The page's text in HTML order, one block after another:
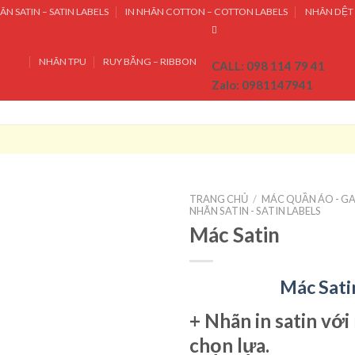
SATIN – SATIN LABELS IN NHÃN COTTON – COTTON LABELS NHÃN DỆT
NHÃN TPU RUY BĂNG – RIBBON
CALL: 098 114 79 41
Zalo: 0981147941
TRANG CHỦ / MÁC QUẦN ÁO -
NHÃN SATIN - SATIN LABELS
Mác Satin
Mác
+ Nhãn in satin với
chọn lựa.